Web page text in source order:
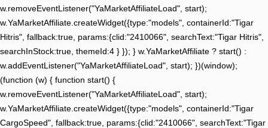
w.removeEventListener("YaMarketAffiliateLoad", start);
w.YaMarketAffiliate.createWidget({type:"models", containerId:"Tigar
Hitris", fallback:true, params:{clid:"2410066", searchText:"Tigar Hitris",
searchInStock:true, themeId:4 } }); } w.YaMarketAffiliate ? start() :
w.addEventListener("YaMarketAffiliateLoad", start); })(window);
(function (w) { function start() {
w.removeEventListener("YaMarketAffiliateLoad", start);
w.YaMarketAffiliate.createWidget({type:"models", containerId:"Tigar
CargoSpeed", fallback:true, params:{clid:"2410066", searchText:"Tigar